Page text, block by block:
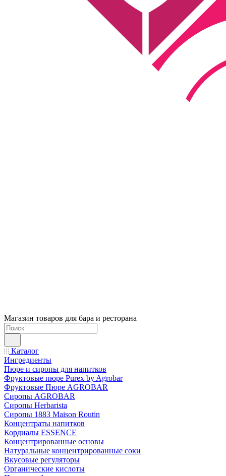
Магазин товаров для бара и ресторана
Каталог
Ингредиенты
Пюре и сиропы для напитков
Фруктовые пюре Purex by Agrobar
Фруктовые Пюре AGROBAR
Сиропы AGROBAR
Сиропы Herbarista
Сиропы 1883 Maison Routin
Концентраты напитков
Кордиалы ESSENCE
Концентрированные основы
Натуральные концентрированные соки
Вкусовые регуляторы
Органические кислоты